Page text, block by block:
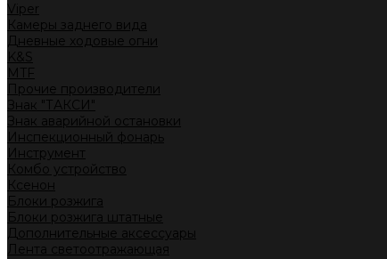
Viper
Камеры заднего вида
Дневные ходовые огни
K&S
MTF
Прочие производители
Знак "ТАКСИ"
Знак аварийной остановки
Инспекционный фонарь
Инструмент
Комбо устройство
Ксенон
Блоки розжига
Блоки розжига штатные
Дополнительные аксессуары
Лента светоотражающая